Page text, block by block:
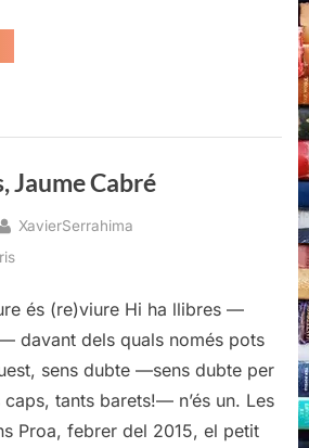
Jaume Cabré
By
XavierSerrahima
a
incerteses,
Jaume
és (re)viure Hi ha llibres —
davant dels quals només pots
sens dubte —sens dubte per
tants barets!— n’és un. Les
Proa, febrer del 2015, el petit